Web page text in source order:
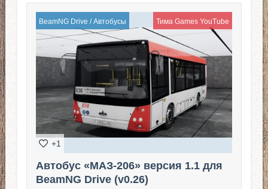
BeamNG Drive /Автобусы Тима Games YouTube
+1
Автобус «МАЗ-206» версия 1.1 для
BeamNG Drive (v0.26)